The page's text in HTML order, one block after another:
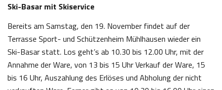
Ski-Basar mit Skiservice
Bereits am Samstag, den 19. November findet auf der
Terrasse Sport- und Schützenheim Mühlhausen wieder ein
Ski-Basar statt. Los geht’s ab 10.30 bis 12.00 Uhr, mit der
Annahme der Ware, von 13 bis 15 Uhr Verkauf der Ware, 15
bis 16 Uhr, Auszahlung des Erlöses und Abholung der nicht